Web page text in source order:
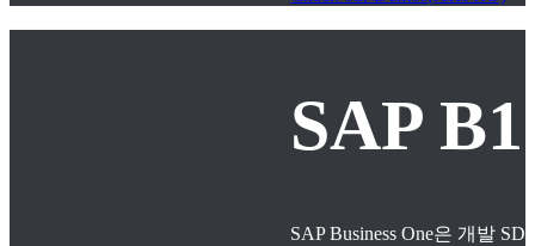
SAP
SAP Business One은 개발